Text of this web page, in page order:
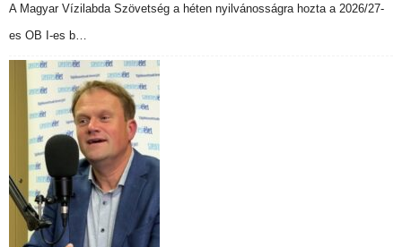
A Magyar Vízilabda Szövetség a héten nyilvánosságra hozta a 2026/27-
es OB I-es b…